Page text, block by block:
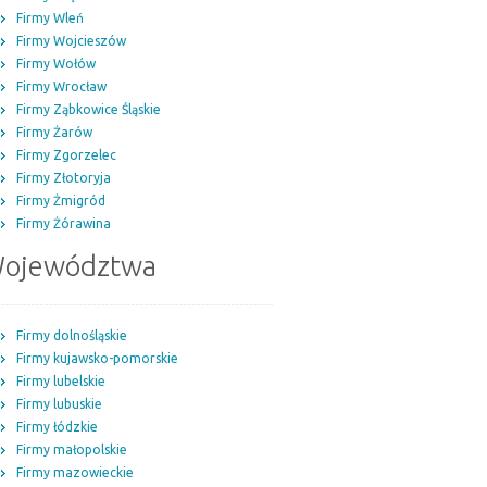
Firmy Wleń
Firmy Wojcieszów
Firmy Wołów
Firmy Wrocław
Firmy Ząbkowice Śląskie
Firmy Żarów
Firmy Zgorzelec
Firmy Złotoryja
Firmy Żmigród
Firmy Żórawina
Firmy dolnośląskie
Firmy kujawsko-pomorskie
Firmy lubelskie
Firmy lubuskie
Firmy łódzkie
Firmy małopolskie
Firmy mazowieckie